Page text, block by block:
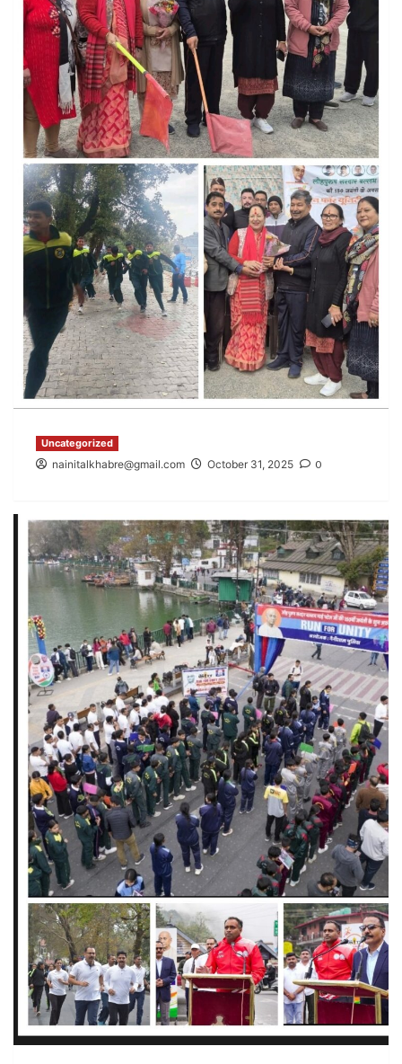
Uncategorized
nainitalkhabre@gmail.com October 31, 2025 0